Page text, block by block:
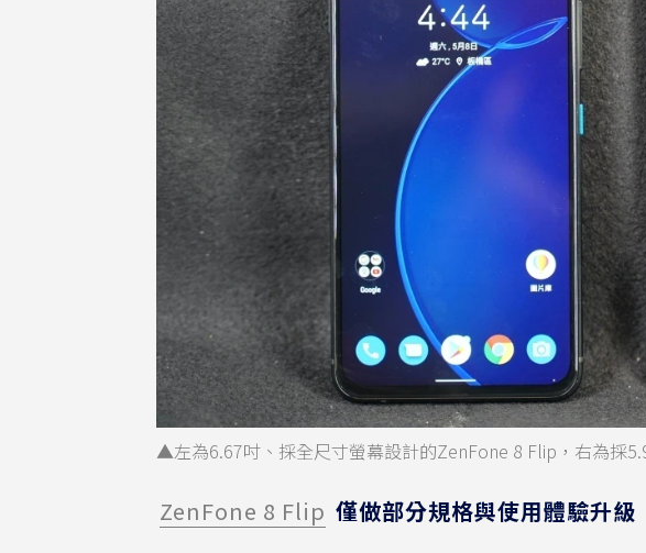
▲左為6.67吋、採全尺寸螢幕設計的ZenFone 8 Flip，右為採
ZenFone 8 Flip 僅做部分規格與使用體驗升級